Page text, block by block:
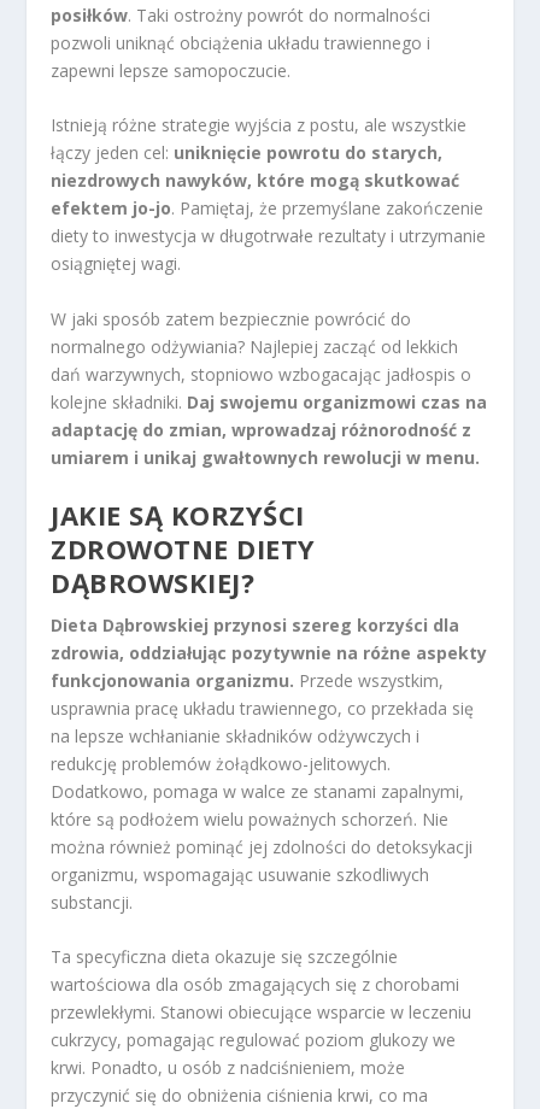
posiłków. Taki ostrożny powrót do normalności
pozwoli uniknąć obciążenia układu trawiennego i
zapewni lepsze samopoczucie.
Istnieją różne strategie wyjścia z postu, ale wszystkie
łączy jeden cel: uniknięcie powrotu do starych,
niezdrowych nawyków, które mogą skutkować
efektem jo-jo. Pamiętaj, że przemyślane zakończenie
diety to inwestycja w długotrwałe rezultaty i utrzymanie
osiągniętej wagi.
W jaki sposób zatem bezpiecznie powrócić do
normalnego odżywiania? Najlepiej zacząć od lekkich
dań warzywnych, stopniowo wzbogacając jadłospis o
kolejne składniki. Daj swojemu organizmowi czas na
adaptację do zmian, wprowadzaj różnorodność z
umiarem i unikaj gwałtownych rewolucji w menu.
JAKIE SĄ KORZYŚCI
ZDROWOTNE DIETY
DĄBROWSKIEJ?
Dieta Dąbrowskiej przynosi szereg korzyści dla
zdrowia, oddziałując pozytywnie na różne aspekty
funkcjonowania organizmu. Przede wszystkim,
usprawnia pracę układu trawiennego, co przekłada się
na lepsze wchłanianie składników odżywczych i
redukcję problemów żołądkowo-jelitowych.
Dodatkowo, pomaga w walce ze stanami zapalnymi,
które są podłożem wielu poważnych schorzeń. Nie
można również pominąć jej zdolności do detoksykacji
organizmu, wspomagając usuwanie szkodliwych
substancji.
Ta specyficzna dieta okazuje się szczególnie
wartościowa dla osób zmagających się z chorobami
przewlekłymi. Stanowi obiecujące wsparcie w leczeniu
cukrzycy, pomagając regulować poziom glukozy we
krwi. Ponadto, u osób z nadciśnieniem, może
przyczynić się do obniżenia ciśnienia krwi, co ma